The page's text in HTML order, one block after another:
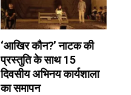
‘आखिर कौन?’ नाटक की
प्रस्तुति के साथ 15
दिवसीय अभिनय कार्यशाला
का समापन